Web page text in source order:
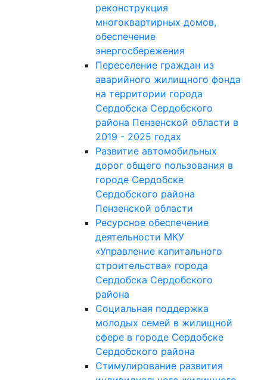
реконструкция
многоквартирных домов,
обеспечение
энергосбережения
Переселение граждан из
аварийного жилищного фонда
на территории города
Сердобска Сердобского
района Пензенской области в
2019 - 2025 годах
Развитие автомобильных
дорог общего пользования в
городе Сердобске
Сердобского района
Пензенской области
Ресурсное обеспечение
деятельности МКУ
«Управление капитального
строительства» города
Сердобска Сердобского
района
Социальная поддержка
молодых семей в жилищной
сфере в городе Сердобске
Сердобского района
Стимулирование развития